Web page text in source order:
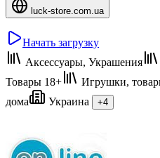
luck-store.com.ua
Начать загрузку
Аксессуары, Украшения
Товары 18+
Игрушки,
дома
Украина +4